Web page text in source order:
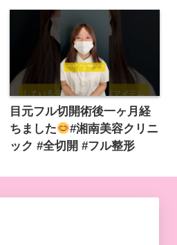
目元フル切開術後一ヶ月経
ちました
#湘南美容クリニ
ック #全切開 #フル整形